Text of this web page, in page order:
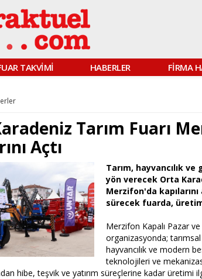
TAKVİMİ HABERLER FİRMA
Tarım Fuarı
Açtı
Tarım, hayvancılık
yön verecek Orta
Merzifon'da
sürecek fuarda,
Merzifon Kapalı Pazar ve
organizasyonda;
hayvancılık ve modern
teknolojileri ve
hibe, teşvik ve yatırım süreçlerine kadar üretimi